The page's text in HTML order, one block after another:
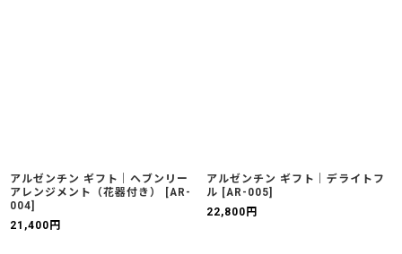
アルゼンチン ギフト｜ヘブンリー
アレンジメント（花器付き）
[AR-
004]
21,400 円
アルゼンチン ギフト｜デライトフ
ル [AR-005]
22,800 円